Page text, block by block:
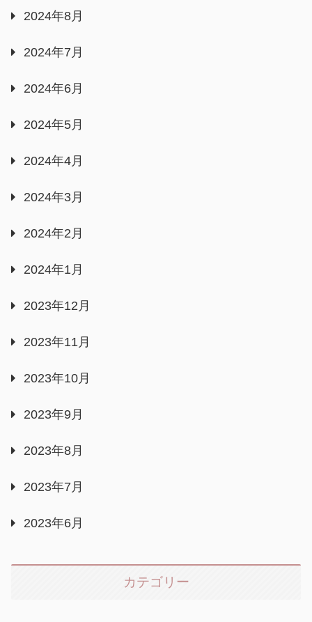
2024年8月
2024年7月
2024年6月
2024年5月
2024年4月
2024年3月
2024年2月
2024年1月
2023年12月
2023年11月
2023年10月
2023年9月
2023年8月
2023年7月
2023年6月
カテゴリー